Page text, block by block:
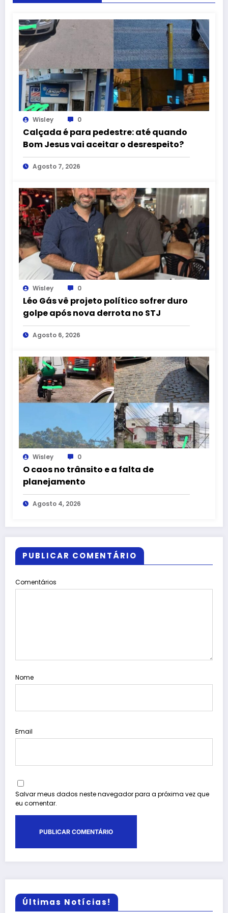
Wisley 0
Calçada é para pedestre: até quando
Bom Jesus vai aceitar o desrespeito?
Agosto 7, 2026
Wisley 0
Léo Gás vê projeto político sofrer duro
golpe após nova derrota no STJ
Agosto 6, 2026
Wisley 0
O caos no trânsito e a falta de
planejamento
Agosto 4, 2026
PUBLICAR COMENTÁRIO
Comentários
Nome
Email
Salvar meus dados neste navegador para a próxima vez que
eu comentar.
Últimas Notícias!